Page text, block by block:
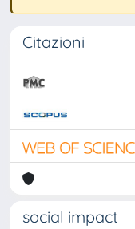
Citazioni
social impact